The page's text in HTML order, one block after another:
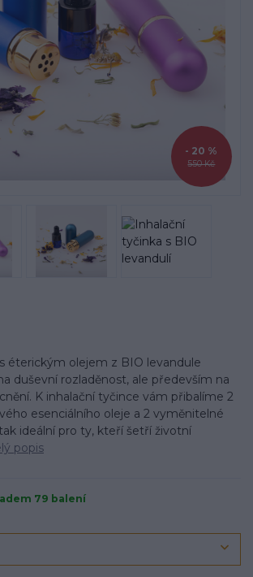
550 Kč
- 20 %
éterickým olejem z BIO levandule
duševní rozladěnost, ale především na
K inhalační tyčince vám přibalíme 2
esenciálního oleje a 2 vyměnitelné
ideální pro ty, kteří šetří životní
popis
79 balení